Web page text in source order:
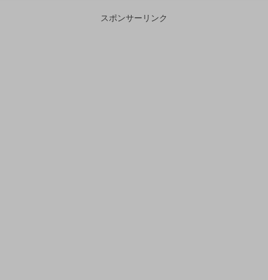
スポンサーリンク